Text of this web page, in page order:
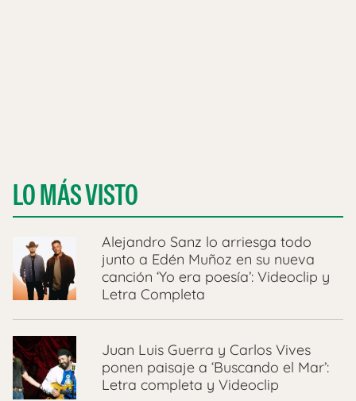
LO MÁS VISTO
Alejandro Sanz lo arriesga todo
junto a Edén Muñoz en su nueva
canción ‘Yo era poesía’: Videoclip y
Letra Completa
Juan Luis Guerra y Carlos Vives
ponen paisaje a ‘Buscando el Mar’:
Letra completa y Videoclip